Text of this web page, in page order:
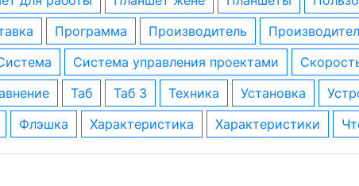
программа производитель
система система управления проектами
таб таб 3 техника установка
флэшка характеристика характеристики